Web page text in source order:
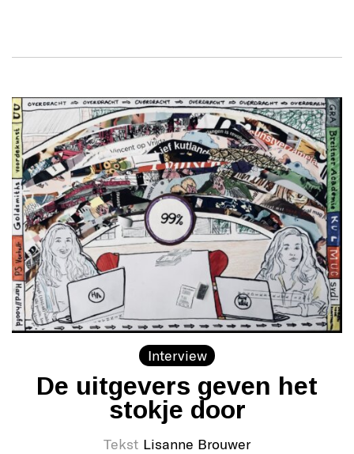
Interview
De uitgevers geven het
stokje door
Tekst Lisanne Brouwer